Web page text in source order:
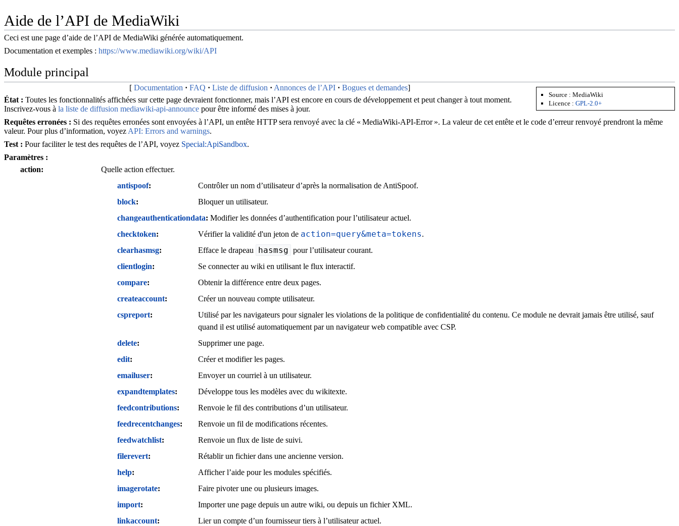
Aide de l’API de MediaWiki
Ceci est une page d’aide de l’API de MediaWiki générée automatiquement.
Documentation et exemples : https://www.mediawiki.org/wiki/API
Module principal
Source :MediaWiki
Licence :GPL-2.0+
Documentation FAQ Liste de diffusion Annonces de l’API
Bogues et demandes
État : Toutes les fonctionnalités affichées sur cette page devraient fonctionner, mais l’API est encore en cours de développement et peut changer à tout moment.
Inscrivez-vous à la liste de diffusion mediawiki-api-announce pour être informé des mises à jour.
Requêtes erronées : Si des requêtes erronées sont envoyées à l’API, un entête HTTP sera renvoyé avec la clé « MediaWiki-API-Error ». La valeur de cet entête et le code d’erreur renvoyé prendront la même
valeur. Pour plus d’information, voyez API: Errors and warnings.
Test : Pour faciliter le test des requêtes de l’API, voyez Special:ApiSandbox.
Paramètres :
action
Quelle action effectuer.
antispoof
Contrôler un nom d’utilisateur d’après la normalisation de AntiSpoof.
block
Bloquer un utilisateur.
changeauthenticationdata Modifier les données d’authentification pour l’utilisateur actuel.
checktoken
Vérifier la validité d'un jeton de action=query&meta=tokens.
clearhasmsg
Efface le drapeau hasmsg pour l’utilisateur courant.
clientlogin
Se connecter au wiki en utilisant le flux interactif.
compare
Obtenir la différence entre deux pages.
createaccount
Créer un nouveau compte utilisateur.
cspreport
Utilisé par les navigateurs pour signaler les violations de la politique de confidentialité du contenu. Ce module ne devrait jamais être utilisé, sauf
quand il est utilisé automatiquement par un navigateur web compatible avec CSP.
delete
Supprimer une page.
edit
Créer et modifier les pages.
emailuser
Envoyer un courriel à un utilisateur.
expandtemplates
Développe tous les modèles avec du wikitexte.
feedcontributions
Renvoie le fil des contributions d’un utilisateur.
feedrecentchanges
Renvoie un fil de modifications récentes.
feedwatchlist
Renvoie un flux de liste de suivi.
filerevert
Rétablir un fichier dans une ancienne version.
help
Afficher l’aide pour les modules spécifiés.
imagerotate
Faire pivoter une ou plusieurs images.
import
Importer une page depuis un autre wiki, ou depuis un fichier XML.
linkaccount
Lier un compte d’un fournisseur tiers à l’utilisateur actuel.